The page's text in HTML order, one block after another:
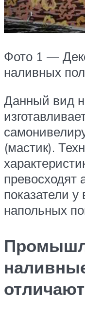
Фото 1 —
наливных
Данный вид
(мастик).
превосходят
показатели у
напольных